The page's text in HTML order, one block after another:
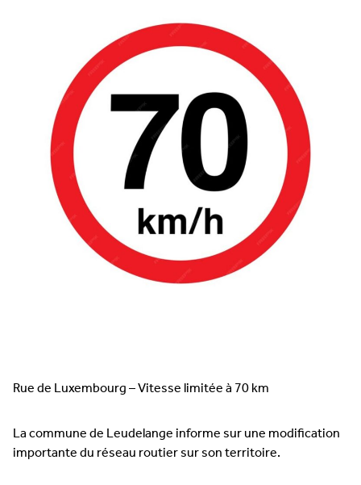
Rue de Luxembourg – Vitesse limitée à 70 km
La commune de Leudelange informe sur une modification
importante du réseau routier sur son territoire.